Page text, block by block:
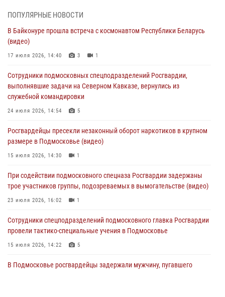
подозреваемые в организации незаконной миграции и
изготовлении поддельных документов (видео)
05 августа 2026, 15:48
Сотрудники спецподразделения подмосковного главка Росгвардии
отработали навыки огневой подготовки на комплексных учениях
04 августа 2026, 12:21
сигналам «Тревога» с охраняемых объектов в Подмосковье
04 августа 2026, 12:15
(видео)
03 августа 2026, 15:32
ПОПУЛЯРНЫЕ НОВОСТИ
В Байконуре прошла встреча с космонавтом Республики Беларусь
(видео)
17 июля 2026, 14:40 3 1
Сотрудники подмосковных спецподразделений Росгвардии,
выполнявшие задачи на Северном Кавказе, вернулись из
служебной командировки
24 июля 2026, 14:54 5
Росгвардейцы пресекли незаконный оборот наркотиков в крупном
размере в Подмосковье (видео)
15 июля 2026, 14:30 1
При содействии подмосковного спецназа Росгвардии задержаны
трое участников группы, подозреваемых в вымогательстве (видео)
23 июля 2026, 16:02 1
Сотрудники спецподразделений подмосковного главка Росгвардии
провели тактико-специальные учения в Подмосковье
15 июля 2026, 14:22 5
В Подмосковье росгвардейцы задержали мужчину, пугавшего